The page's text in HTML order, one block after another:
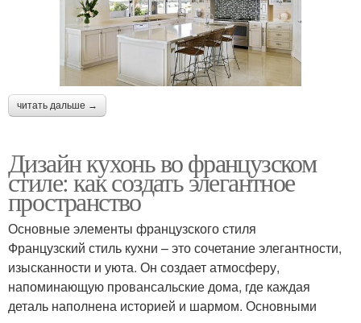
читать дальше →
Дизайн кухонь во французском
стиле: как создать элегантное
пространство
Основные элементы французского стиля
Французский стиль кухни – это сочетание элегантности,
изысканности и уюта. Он создает атмосферу,
напоминающую провансальские дома, где каждая
деталь наполнена историей и шармом. Основными